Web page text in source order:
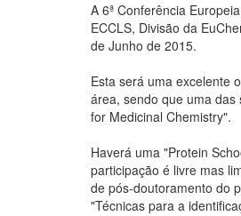
A 6ª Conferência
ECCLS, Divisão da
de Junho de 2015.
Esta será uma excelente
área, sendo que uma
for Medicinal Chemistry".
Haverá uma "Protein
participação é livre mas
de pós-doutoramento do
"Técnicas para a